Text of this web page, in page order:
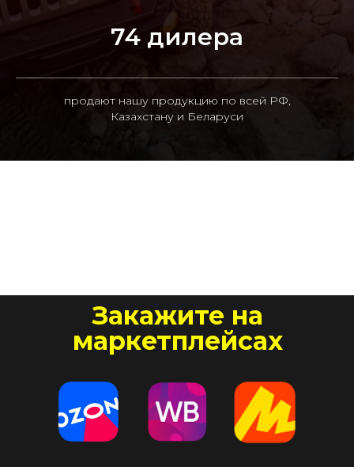
74 дилера
продают нашу продукцию по всей РФ,
Казахстану и Беларуси
Закажите на
маркетплейсах